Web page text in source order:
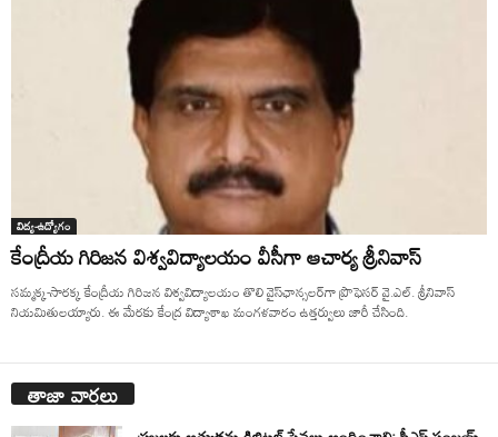
విద్య-ఉద్యోగం
కేంద్రీయ గిరిజన విశ్వవిద్యాలయం వీసీగా ఆచార్య శ్రీనివాస్
సమ్మక్క-సారక్క కేంద్రీయ గిరిజన విశ్వవిద్యాలయం తొలి వైస్‌ఛాన్సలర్‌గా ప్రొఫెసర్‌ వై.ఎల్‌. శ్రీనివాస్‌
నియమితులయ్యారు. ఈ మేరకు కేంద్ర విద్యాశాఖ మంగళవారం ఉత్తర్వులు జారీ చేసింది.
తాజా వార్తలు